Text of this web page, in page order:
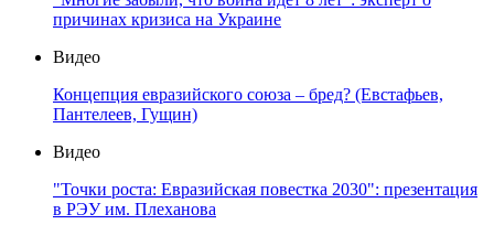
причинах кризиса на Украине
Видео
Концепция евразийского союза – бред? (Евстафьев,
Пантелеев, Гущин)
Видео
"Точки роста: Евразийская повестка 2030": презентация
в РЭУ им. Плеханова